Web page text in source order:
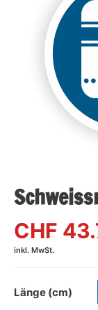
CHF
inkl. MwSt.
Länge (cm)